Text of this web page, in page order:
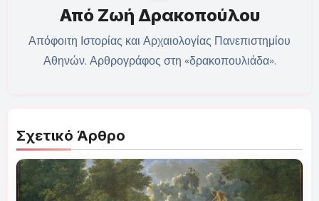
Από Ζωή Δρακοπούλου
Απόφοιτη Ιστορίας και Αρχαιολογίας Πανεπιστημίου
Αθηνών. Αρθρογράφος στη «δρακοπουλιάδα».
Σχετικό Άρθρο